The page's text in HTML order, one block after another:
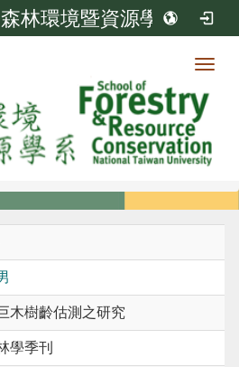
林環境暨資源學系
木樹齡估測之研究
學季刊